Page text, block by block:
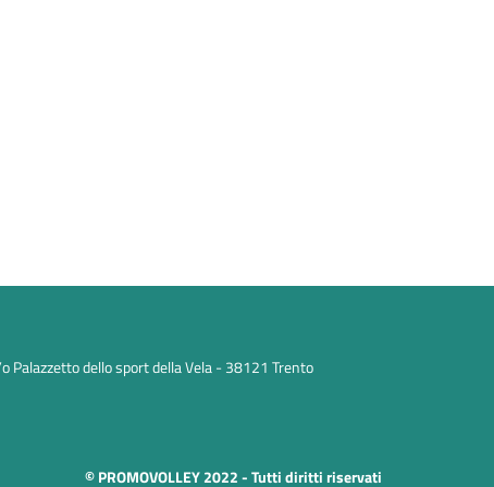
Palazzetto dello sport della Vela - 38121 Trento
© PROMOVOLLEY 2022 - Tutti diritti riservati